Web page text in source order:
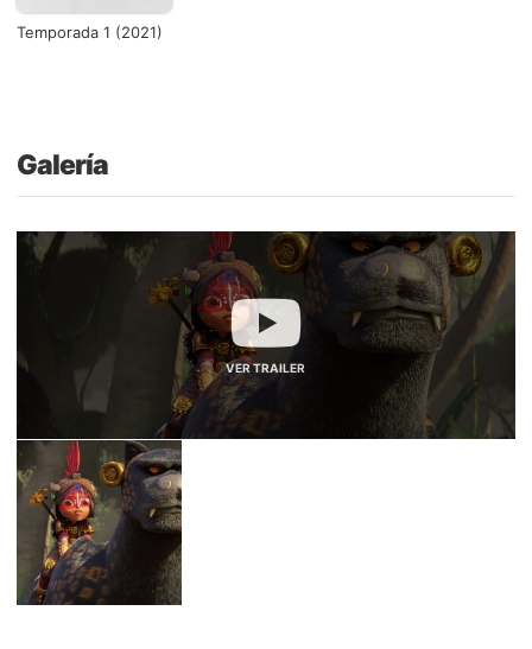
Temporada 1 (2021)
Galería
VER TRAILER